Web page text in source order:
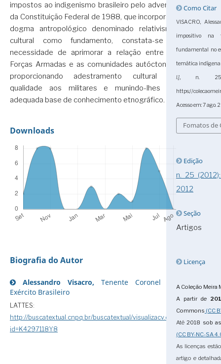
impostos ao indigenismo brasileiro pelo advento
da Constituição Federal de 1988, que incorpora o
dogma antropológico denominado relativismo
cultural como fundamento, constata-se a
necessidade de aprimorar a relação entre as
Forças Armadas e as comunidades autóctones,
proporcionando adestramento cultural de
qualidade aos militares e munindo-lhes de
adequada base de conhecimento etnográfico.
Downloads
Biografia do Autor
Alessandro Visacro, Tenente Coronel do
Exército Brasileiro
LATTES:
http://buscatextual.cnpq.br/buscatextual/visualizacv.do?
id=K4297118Y8
Como Citar
VISACRO,
impositivo na
fundamental no
temática
l.], n. 25,
https://
Acesso em: 7 ago.
Fomatos de
Edição
n. 25
2012
Seção
Artigos
Licença
A Coleção Meira
A partir de
Commons (CC
Até2018 sob
(CC BY-NC-SA
As licenças
artigo e